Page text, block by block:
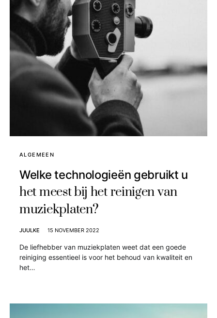
ALGEMEEN
Welke technologieën gebruikt u
het meest bij het reinigen van
muziekplaten?
JUULKE 15 NOVEMBER 2022
De liefhebber van muziekplaten weet dat een goede
reiniging essentieel is voor het behoud van kwaliteit en
het…